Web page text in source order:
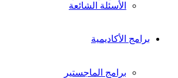
الأسئلة الشائعة
برامج الأكاديمية
برامج الماجستير